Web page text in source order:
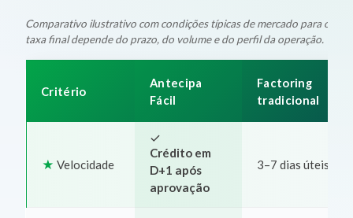
Comparativo ilustrativo com condições típicas de mercado para
taxa final depende do prazo, do volume e do perfil da operação.
Critério
Antecipa
Fácil
Factoring
tradicional
Velocidade
Crédito em
D+1 após
aprovação
3–7 dias úteis